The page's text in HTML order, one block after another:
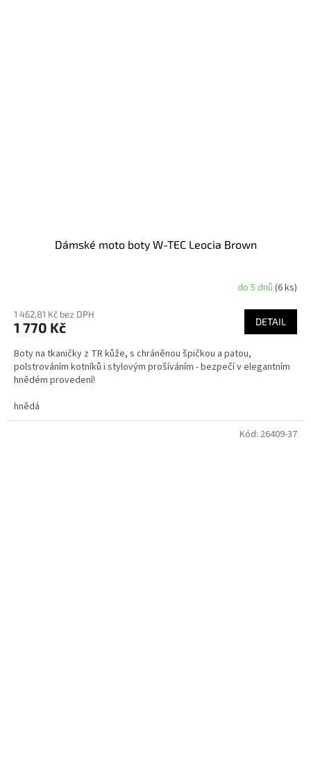
Dámské moto boty W-TEC Leocia Brown
do 5 dnů (6 ks)
1 462,81 Kč bez DPH
1 770 Kč DETAIL
Boty na tkaničky z TR kůže, s chráněnou špičkou a patou,
polstrováním kotníků i stylovým prošíváním - bezpečí v elegantním
hnědém provedení!
hnědá
Kód: 26409-37